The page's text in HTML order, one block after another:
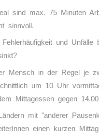
sind max. 75 Minuten
sinnvoll.
und Unfälle
Mensch in der Regel je
um 10 Uhr
Mittagessen gegen
mit "anderer
einen kurzen